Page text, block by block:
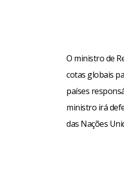
O ministro de
cotas globais
países
ministro irá
das Nações